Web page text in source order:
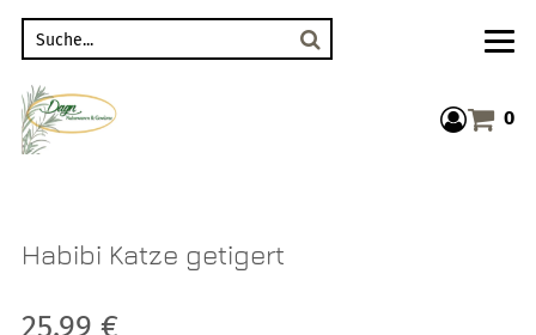
0
Habibi Katze getigert
Verkaufspreis: 25,99 €
25,99 €